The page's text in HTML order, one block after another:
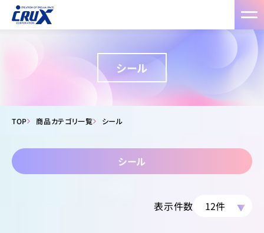
シール
TOP 商品カテゴリ一覧 シール
シール
表示件数